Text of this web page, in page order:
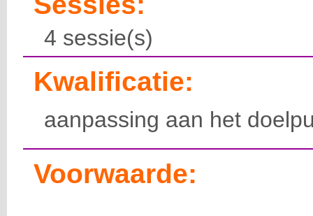
4 sessie(s)
Kwalificatie:
aanpassing aan het
Voorwaarde: